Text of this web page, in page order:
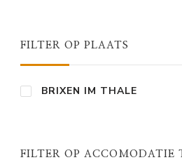
FILTER OP PLAATS
BRIXEN IM THALE
FILTER OP ACCOMODATIE